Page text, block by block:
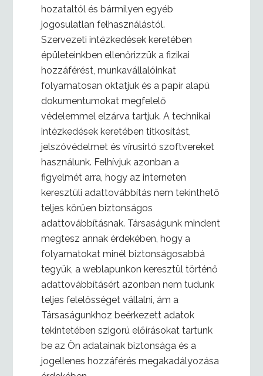
hozataltól és bármilyen egyéb
jogosulatlan felhasználástól.
Szervezeti intézkedések keretében
épületeinkben ellenőrizzük a fizikai
hozzáférést, munkavállalóinkat
folyamatosan oktatjuk és a papír alapú
dokumentumokat megfelelő
védelemmel elzárva tartjuk. A technikai
intézkedések keretében titkosítást,
jelszóvédelmet és vírusirtó szoftvereket
használunk. Felhívjuk azonban a
figyelmét arra, hogy az interneten
keresztüli adattovábbítás nem tekinthető
teljes körűen biztonságos
adattovábbításnak. Társaságunk mindent
megtesz annak érdekében, hogy a
folyamatokat minél biztonságosabbá
tegyük, a weblapunkon keresztül történő
adattovábbításért azonban nem tudunk
teljes felelősséget vállalni, ám a
Társaságunkhoz beérkezett adatok
tekintetében szigorú előírásokat tartunk
be az Ön adatainak biztonsága és a
jogellenes hozzáférés megakadályozása